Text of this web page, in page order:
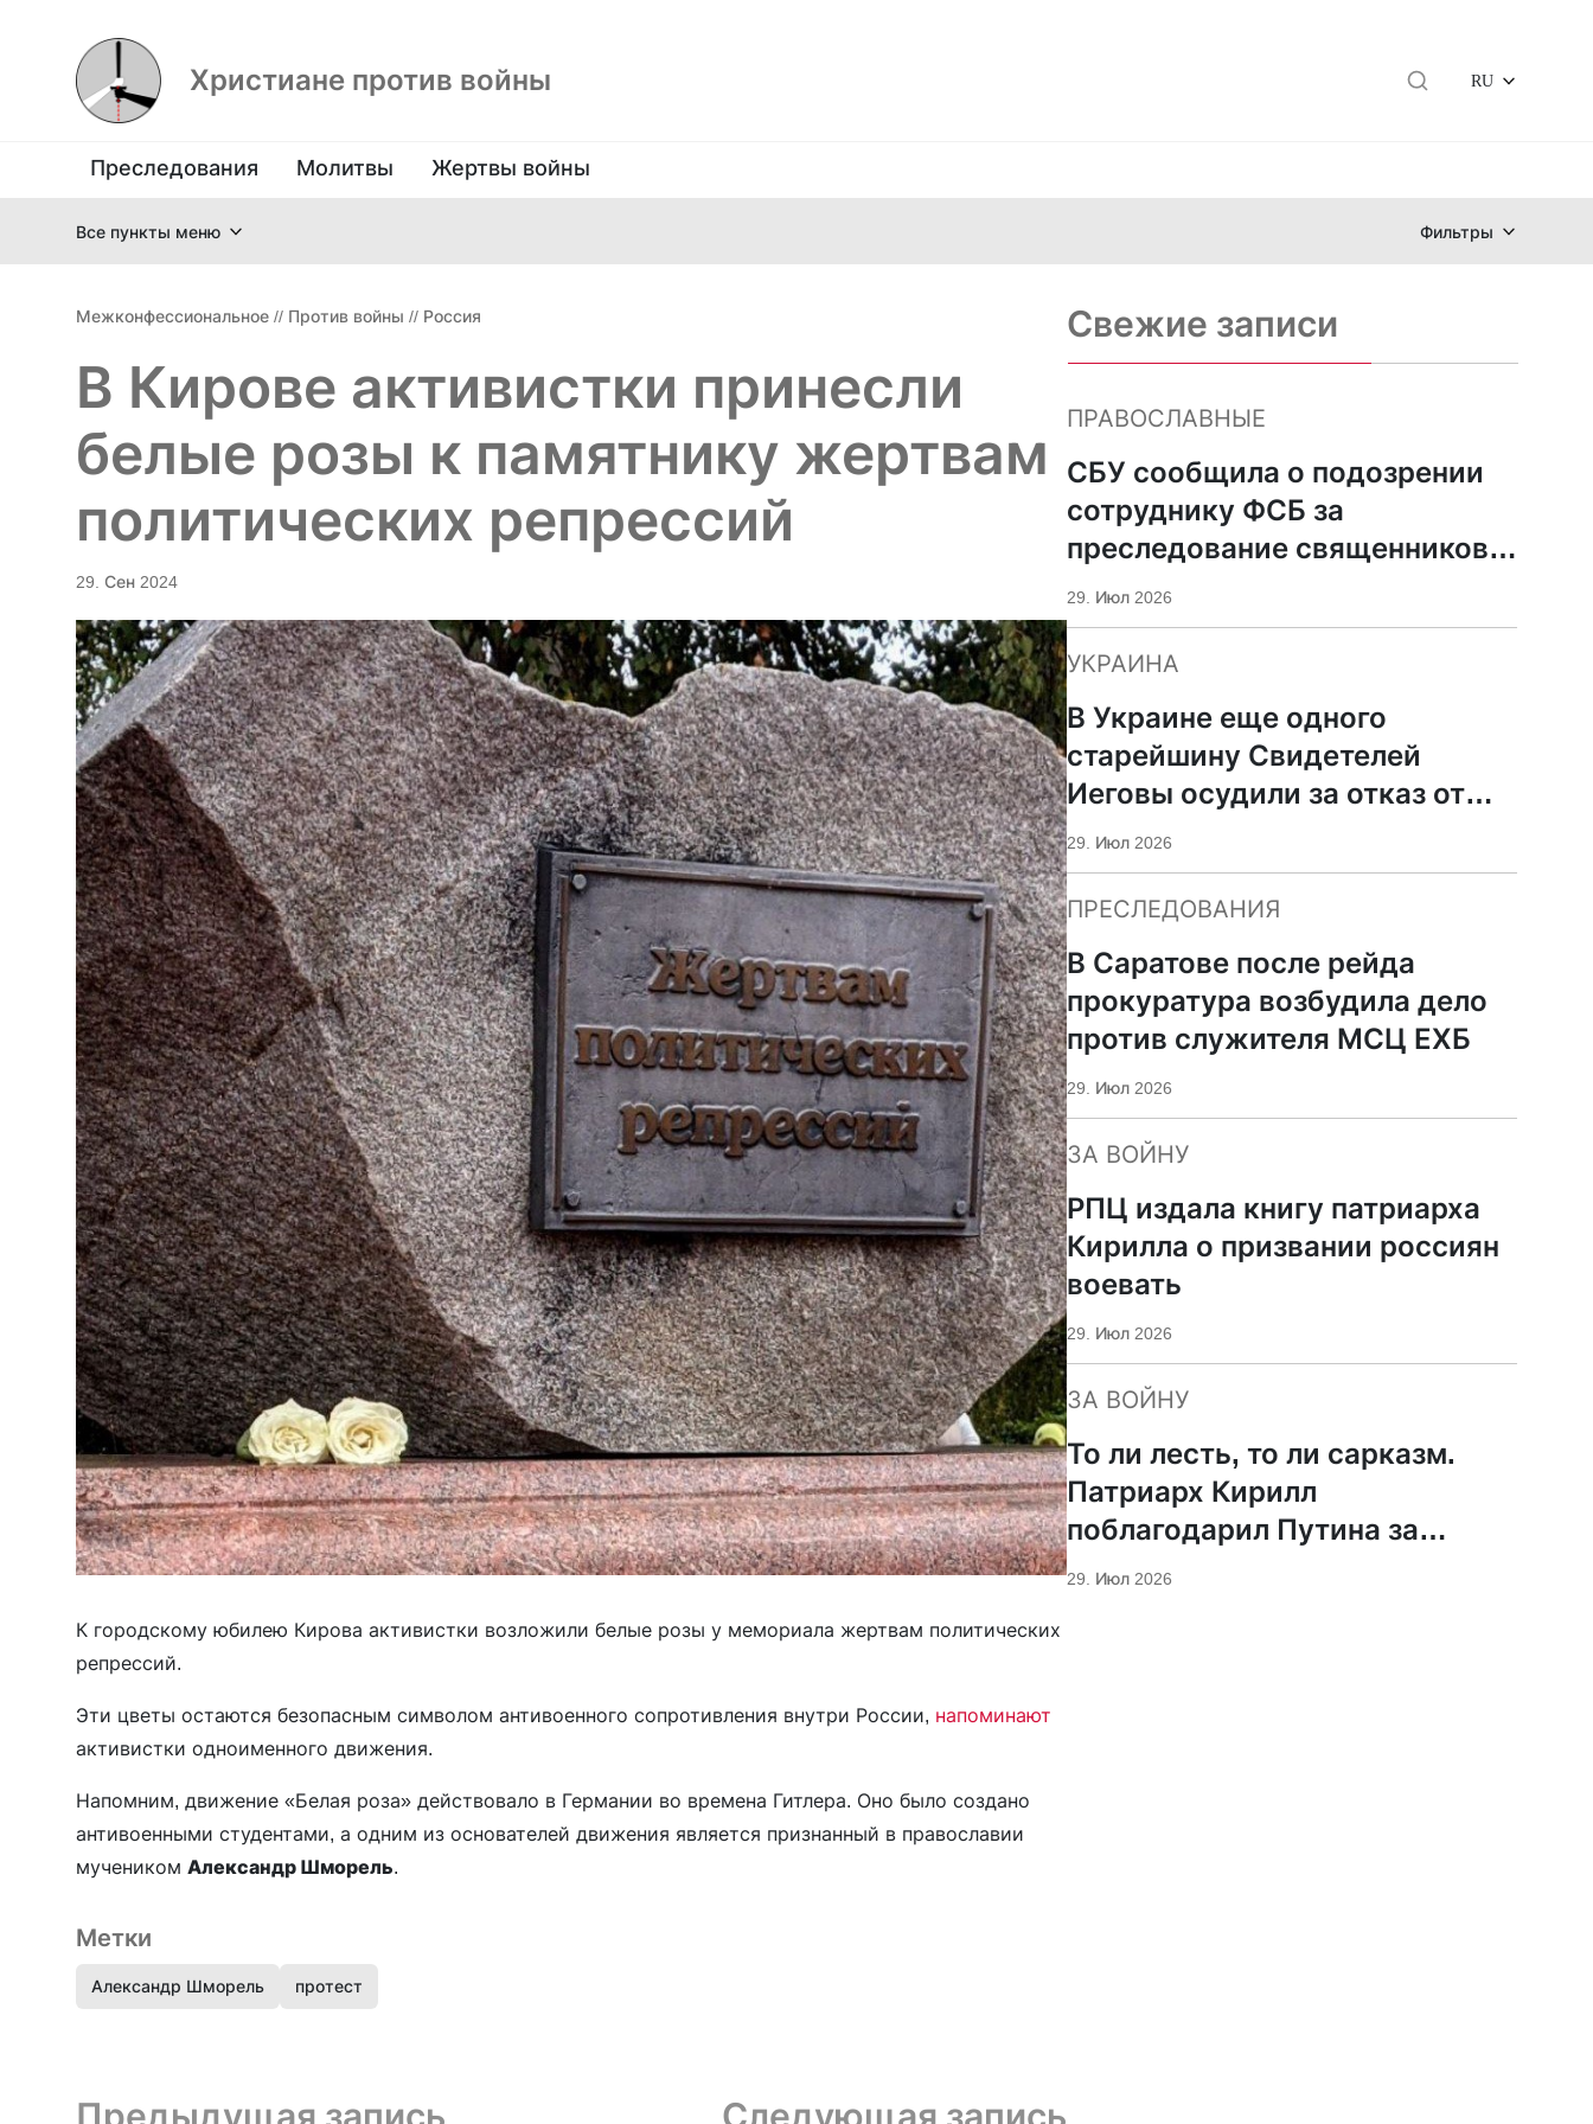
Христиане против войны RU
Преследования Молитвы Жертвы войны
Все пункты меню Фильтры
Межконфессиональное // Против войны // Россия
В Кирове активистки принесли
белые розы к памятнику жертвам
политических репрессий
29. Сен 2024
К городскому юбилею Кирова активистки возложили белые розы у мемориала жертвам политических
репрессий.
Эти цветы остаются безопасным символом антивоенного сопротивления внутри России, напоминают
активистки одноименного движения.
Напомним, движение «Белая роза» действовало в Германии во времена Гитлера. Оно было создано
антивоенными студентами, а одним из основателей движения является признанный в православии
мучеником Александр Шморель.
Метки
Александр Шморель протест
Предыдущая запись и следующая запись
Свежие записи
ПРАВОСЛАВНЫЕ
СБУ сообщила о подозрении
сотруднику ФСБ за
преследование священников
ПЦУ
29. Июл 2026
УКРАИНА
В Украине еще одного
старейшину Свидетелей
Иеговы осудили за отказ от
мобилизации
29. Июл 2026
ПРЕСЛЕДОВАНИЯ
В Саратове после рейда
прокуратура возбудила дело
против служителя МСЦ ЕХБ
29. Июл 2026
ЗА ВОЙНУ
РПЦ издала книгу патриарха
Кирилла о призвании россиян
воевать
29. Июл 2026
ЗА ВОЙНУ
То ли лесть, то ли сарказм.
Патриарх Кирилл
поблагодарил Путина за
защиту суверенитета и
29. Июл 2026